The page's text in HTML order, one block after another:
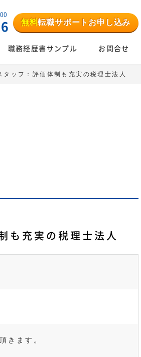
無料転職サポートお申し込み
職務経歴書サンプル お問合せ
ッフ：評価体制も充実の税理士法人
も充実の税理士法人
きます。